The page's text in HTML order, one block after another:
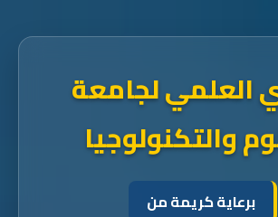
العلمي لجامعة
والتكنولوجيا
برعاية كريمة من